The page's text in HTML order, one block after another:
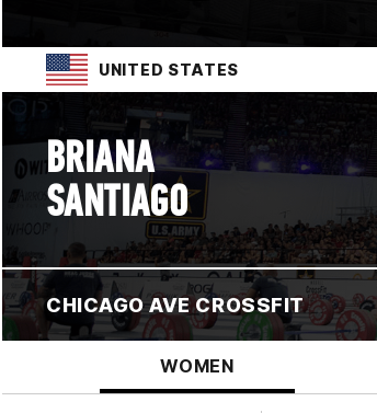
UNITED STATES
BRIANA
SANTIAGO
CHICAGO AVE CROSSFIT
WOMEN